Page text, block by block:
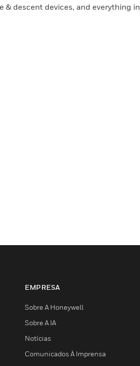
& descent devices, and everything in
EMPRESA
Sobre A Honeywell
Sobre A IA
Notícias
Comunicados À Imprensa